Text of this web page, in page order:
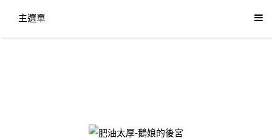
主選單
肥油太厚-鵝娘的後宮